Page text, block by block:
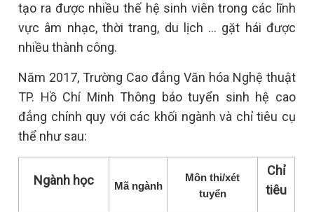
tạo ra được nhiều thế hệ sinh viên trong các lĩnh
vực âm nhạc, thời trang, du lịch … gặt hái được
nhiều thành công.
Năm 2017, Trường Cao đẳng Văn hóa Nghệ thuật
TP. Hồ Chí Minh Thông báo tuyển sinh hệ cao
đẳng chính quy với các khối ngành và chỉ tiêu cụ
thể như sau:
Ngành học Mã ngành
Môn thi/xét
tuyển
Chỉ
tiêu